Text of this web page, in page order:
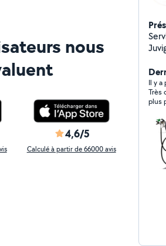
nous
4,6/5
Calculé à partir de 66000 avis
SUR Locd fr
Il y a
Très
plus